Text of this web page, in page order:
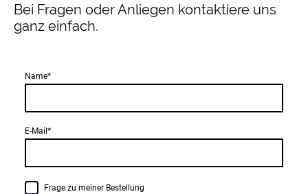
Bei Fragen oder Anliegen kontaktiere uns
ganz einfach.
Name*
E-Mail *
Frage zu meiner Bestellung